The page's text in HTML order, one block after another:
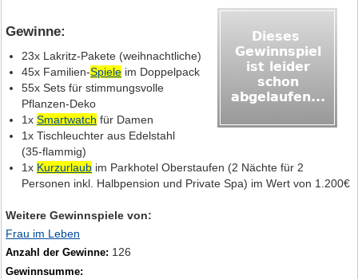
Gewinne:
23x Lakritz-Pakete (weihnachtliche)
45x Familien-Spiele im Doppelpack
55x Sets für stimmungsvolle
Pflanzen-Deko
1x Smartwatch für Damen
1x Tischleuchter aus Edelstahl
(35‑flammig)
1x Kurzurlaub im Parkhotel Oberstaufen (2 Nächte für 2
Personen inkl. Halbpension und Private Spa) im Wert von 1.200€
Weitere Gewinnspiele von:
Frau im Leben
Anzahl der Gewinne: 126
Gewinnsumme: